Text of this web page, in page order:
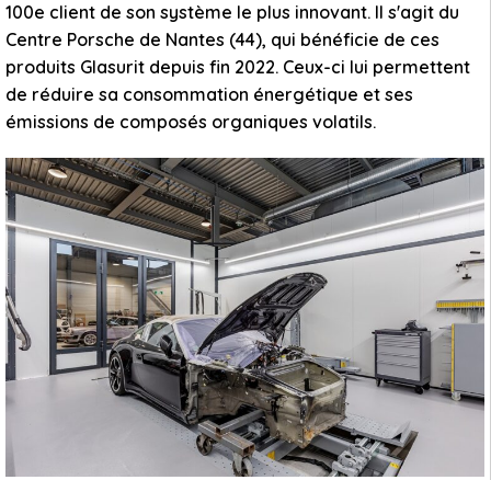
100e client de son système le plus innovant. Il s'agit du
Centre Porsche de Nantes (44), qui bénéficie de ces
produits Glasurit depuis fin 2022. Ceux-ci lui permettent
de réduire sa consommation énergétique et ses
émissions de composés organiques volatils.